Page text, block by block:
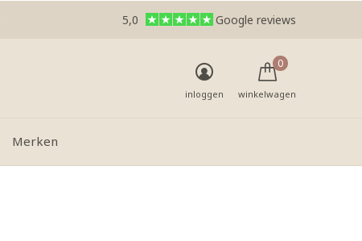
Merken
inloggen winkelwagen
0
5,0 Google reviews